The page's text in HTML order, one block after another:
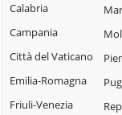
Paolo
Azzone
Bagnatica
Barbata
Bariano
Calabria
Campania
Città del Vaticano
Emilia-Romagna
Friuli-Venezia